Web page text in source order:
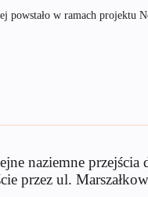
powstało w ramach projektu
naziemne
przez ul.